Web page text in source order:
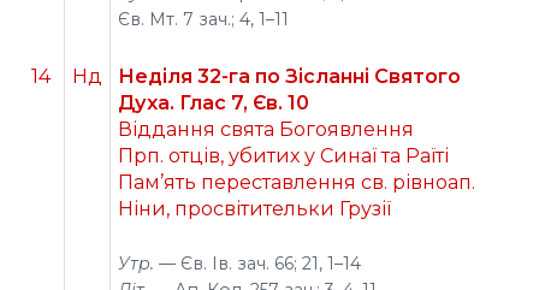
Єв. Мт. 7 зач.; 4, 1–11
14 Нд
Неділя 32-га по Зісланні Святого
Духа. Глас 7, Єв. 10
Віддання свята Богоявлення
Прп. отців, убитих у Синаї та Раїті
Пам’ять переставлення св. рівноап.
Ніни, просвітительки Грузії
Утр. — Єв. Ів. зач. 66; 21, 1–14